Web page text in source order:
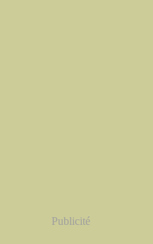
Publicité